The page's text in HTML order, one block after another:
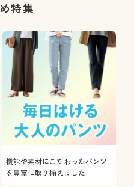
特集
機能や素材にこだわったパンツ
を豊富に取り揃えました